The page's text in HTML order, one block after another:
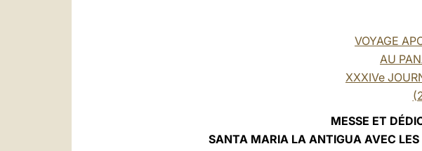
VOYAGE
AU
XXXIVe
MESSE ET
SANTA MARIA LA ANTIGUA AVEC LES